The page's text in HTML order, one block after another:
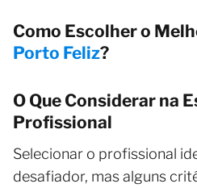
Como Escolher o
Porto Feliz?
O Que Considerar na
Profissional
Selecionar o profissional
desafiador, mas alguns